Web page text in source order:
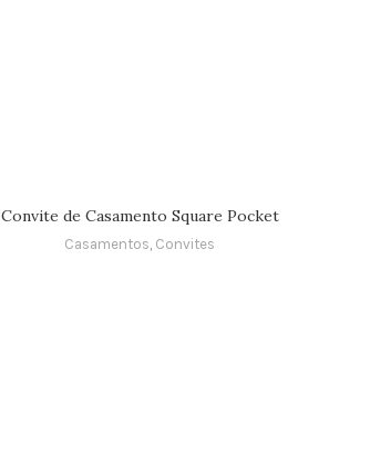
Convite de Casamento Square Pocket
Casamentos, Convites